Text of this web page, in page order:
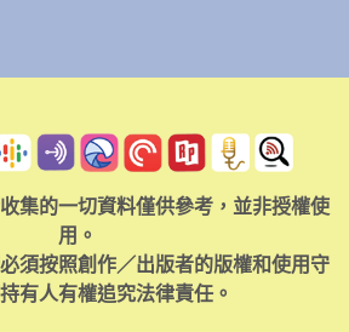
集的一切資料僅供參考，並非授權使
用。
須按照創作／出版者的版權和使用守
有人有權追究法律責任。